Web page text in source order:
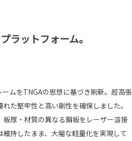
ラットフォーム。
ムをTNGAの思想に基づき刷新。超高張
た堅牢性と高い剛性を確保しました。
厚・材質の異なる鋼板をレーザー溶接
持したまま、大幅な軽量化を実現して